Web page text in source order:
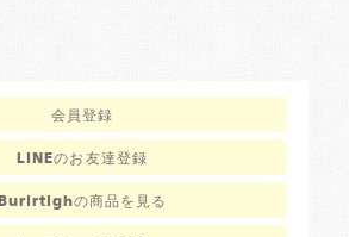
会員登録
LINEのお友達登録
Burlrtighの商品を見る